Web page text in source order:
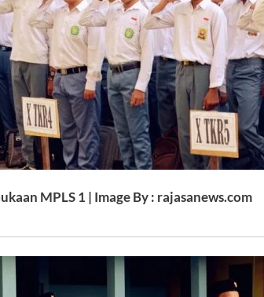
MPLS 1 | Image By : rajasanews.com